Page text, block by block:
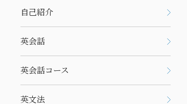
自己紹介
英会話
英会話コース
英文法